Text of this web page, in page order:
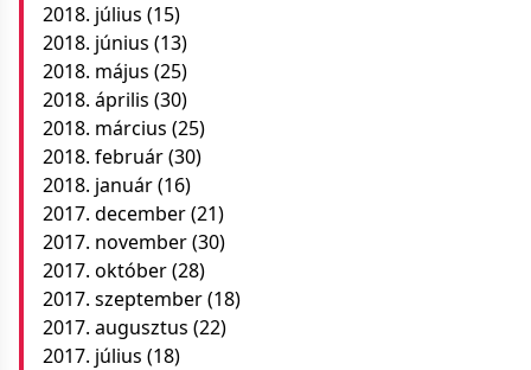
2018. július (15)
2018. június (13)
2018. május (25)
2018. április (30)
2018. március (25)
2018. február(30)
2018. január(16)
2017. december(21)
2017. november(30)
2017. október(28)
2017. szeptember(18)
2017. augusztus (22)
2017. július (18)